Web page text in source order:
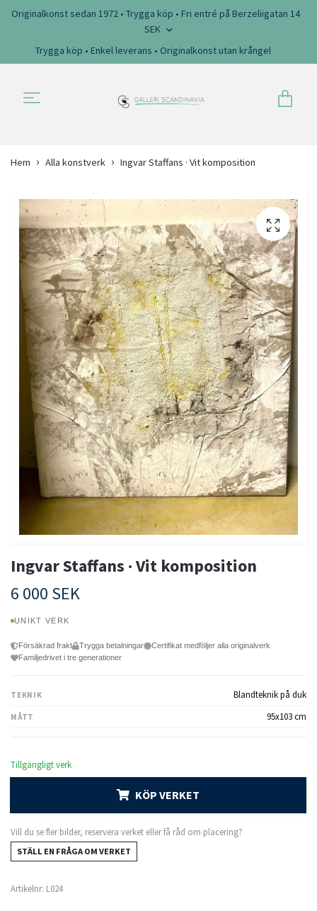
Originalkonst sedan 1972 • Trygga köp • Fri entré på Berzeliigatan 14
SEK
Trygga köp • Enkel leverans • Originalkonst utan krångel
Hem Alla konstverk Ingvar Staffans · Vit komposition
Ingvar Staffans · Vit komposition
6 000 SEK
UNIKT VERK
Försäkrad frakt Trygga betalningar
Certifikat medföljer alla originalverk
Familjedrivet i tre generationer
TEKNIK Blandteknik på duk
MÅTT 95x103 cm
Tillgängligt verk
KÖP VERKET
Vill du se fler bilder, reservera verket eller få råd om placering?
STÄLL EN FRÅGA OM VERKET
Artikelnr: L024